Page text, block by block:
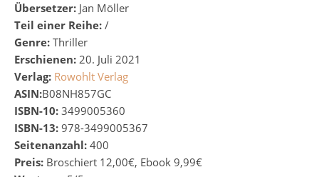
Übersetzer: Jan Möller
Teil einer Reihe: /
Genre: Thriller
Erschienen: 20. Juli 2021
Verlag: Rowohlt Verlag
ASIN:B08NH857GC
ISBN-10: 3499005360
ISBN-13: 978-3499005367
Seitenanzahl: 400
Preis: Broschiert 12,00€, Ebook 9,99€